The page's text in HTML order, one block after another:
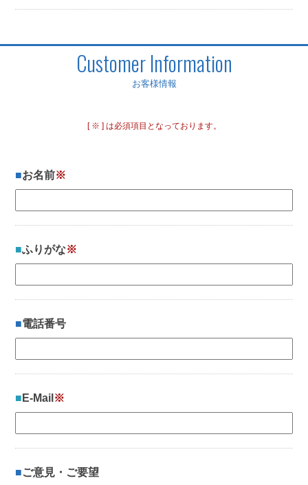
Customer Information
お客様情報
[ ※ ] は必須項目となっております。
お名前※
ふりがな※
電話番号
E-Mail ※
ご意見・ご要望